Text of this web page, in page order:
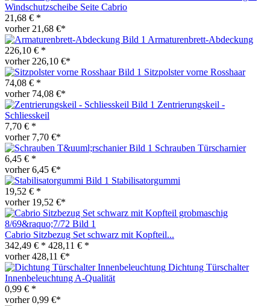
Windschutzscheibe Seite Cabrio
21,68 € *
vorher 21,68 €*
Armaturenbrett-Abdeckung
226,10 € *
vorher 226,10 €*
Sitzpolster vorne Rosshaar
74,08 € *
vorher 74,08 €*
Zentrierungskeil -
Schliesskeil
7,70 € *
vorher 7,70 €*
Schrauben Türscharnier
6,45 € *
vorher 6,45 €*
Stabilisatorgummi
19,52 € *
vorher 19,52 €*
Cabrio Sitzbezug Set schwarz mit Kopfteil...
342,49 € * 428,11 € *
vorher 428,11 €*
Dichtung Türschalter
Innenbeleuchtung A-Qualität
0,99 € *
vorher 0,99 €*